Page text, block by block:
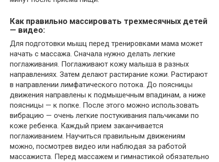
Как правильно массировать трехмесячных детей
— видео:
Для подготовки мышц перед тренировками мама может
начать с массажа. Сначала нужно делать легкие
поглаживания. Поглаживают кожу малыша в разных
направлениях. Затем делают растирание кожи. Растирают
в направлении лимфатического потока. До поясницы
движения направлены к подмышечным впадинам, а ниже
поясницы — к попке. После этого можно использовать
вибрацию — очень легкие постукивания пальчиками по
коже ребенка. Каждый прием заканчивается
поглаживанием. Научиться правильным движениям
можно, посмотрев видео или наблюдая за работой
массажиста. Перед массажем и гимнастикой обязательно